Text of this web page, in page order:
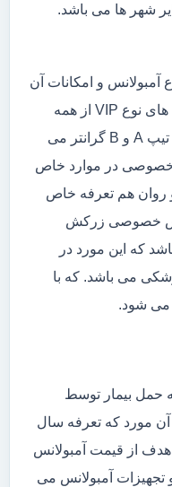
شهر ها می باشد.
آمبولانس و امکانات آن
متفاوت خواهد بود معمولا آمبولانس های نوع VIP از همه
مدل ها گرانتر و بعد از آن مدل های تیپ A و B گرانتر می
خصوصی در موارد خاص
روان هم تعرفه خاص
خصوصی زرکش
باشد که این مورد در
می باشد. که با
می شود.
حمل بیمار توسط
آن مورد که تعرفه سال
هدف از قیمت آمبولانس
آمبولانس می